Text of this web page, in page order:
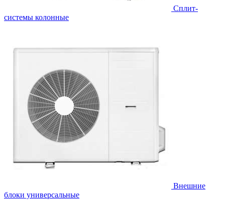
Cплит-
системы колонные
Внешние
блоки универсальные